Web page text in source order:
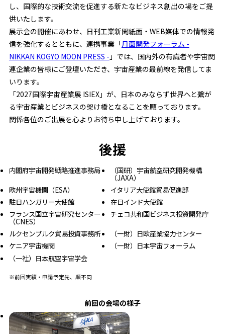
し、国際的な技術交流を促進する新たなビジネス創出の場をご提
供いたします。
展示会の開催にあわせ、日刊工業新聞紙面・WEB媒体での情報発
信を強化するとともに、連携事業「月面開発フォーラム -
NIKKAN KOGYO MOON PRESS - 」では、国内外の有識者や宇宙関
連企業の皆様にご登壇いただき、宇宙産業の最前線を発信してま
いります。
「2027国際宇宙産業展 ISIEX」が、日本のみならず世界へと繋が
る宇宙産業とビジネスの架け橋となることを願っております。
関係各位のご出展を心よりお待ち申し上げております。
後援
内閣府宇宙開発戦略推進事務局 （国研）宇宙航空研究開発機構
（JAXA）
欧州宇宙機関（ESA）
イタリア大使館貿易促進部
駐日ハンガリー大使館
在日インド大使館
フランス国立宇宙研究センター
（CNES）
チェコ共和国ビジネス投資開発庁
ルクセンブルク貿易投資事務所
（一財）日欧産業協力センター
ケニア宇宙機関
（一財）日本宇宙フォーラム
（一社）日本航空宇宙学会
※前回実績・申請予定先、順不同
前回の会場の様子